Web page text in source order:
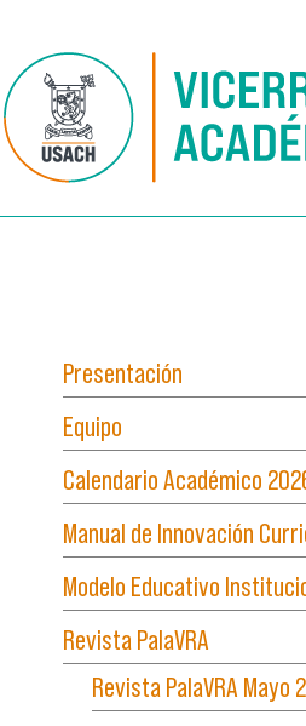
Presentación
Equipo
Calendario Académico
Manual de Innovación
Modelo Educativo
Revista PalaVRA
Revista PalaVRA Mayo